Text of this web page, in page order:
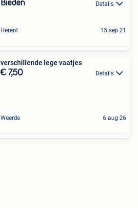
Bieden Details
Herent 15 sep 21
verschillende lege vaatjes
€ 7,50 Details
Weerde 6 aug 26